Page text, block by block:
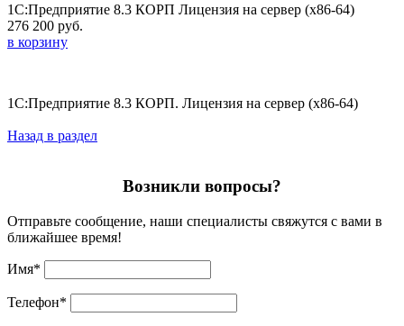
1С:Предприятие 8.3 КОРП Лицензия на сервер (x86-64)
276 200 руб.
в корзину
1С:Предприятие 8.3 КОРП. Лицензия на сервер (x86-64)
Назад в раздел
Возникли вопросы?
Отправьте сообщение, наши специалисты свяжутся с вами в
ближайшее время!
Имя*
Телефон*